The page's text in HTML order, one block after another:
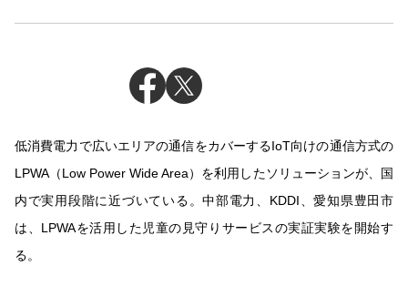
低消費電力で広いエリアの通信をカバーするIoT向けの通信方式の
LPWA（Low Power Wide Area）を利用したソリューションが、国
内で実用段階に近づいている。中部電力、KDDI、愛知県豊田市
は、LPWAを活用した児童の見守りサービスの実証実験を開始す
る。